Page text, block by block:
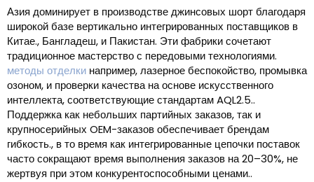
Азия доминирует в производстве джинсовых шорт благодаря
широкой базе вертикально интегрированных поставщиков в
Китае., Бангладеш, и Пакистан. Эти фабрики сочетают
традиционное мастерство с передовыми технологиями.
методы отделки например, лазерное беспокойство, промывка
озоном, и проверки качества на основе искусственного
интеллекта, соответствующие стандартам AQL2.5..
Поддержка как небольших партийных заказов, так и
крупносерийных OEM-заказов обеспечивает брендам
гибкость., в то время как интегрированные цепочки поставок
часто сокращают время выполнения заказов на 20–30%, не
жертвуя при этом конкурентоспособными ценами..